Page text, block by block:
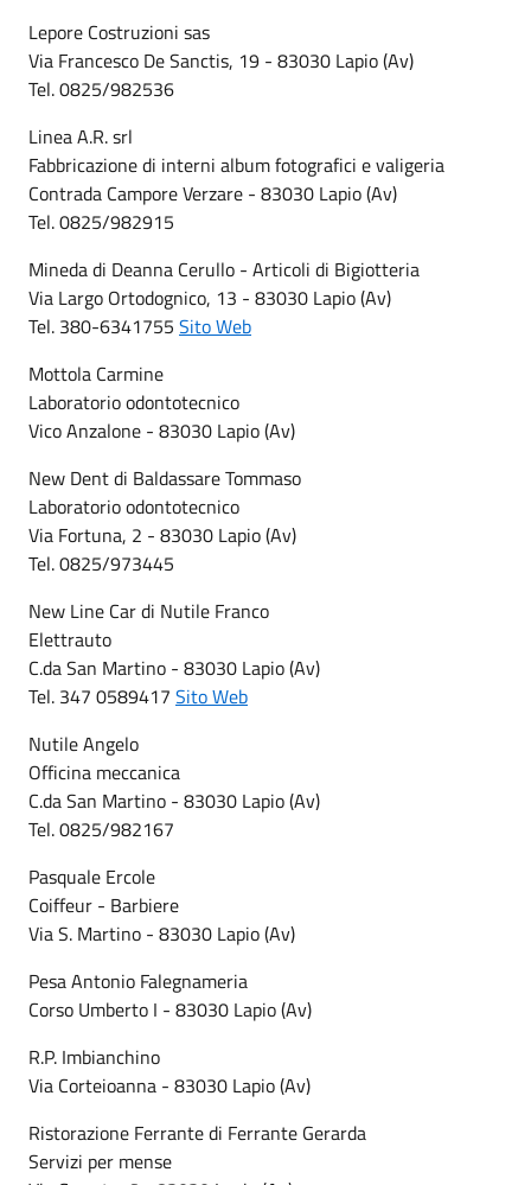
Lepore Costruzioni sas
Via Francesco De Sanctis, 19 - 83030 Lapio (Av)
Tel. 0825/982536
Linea A.R. srl
Fabbricazione di interni album fotografici e valigeria
Contrada Campore Verzare - 83030 Lapio (Av)
Tel. 0825/982915
Mineda di Deanna Cerullo - Articoli di Bigiotteria
Via Largo Ortodognico, 13 - 83030 Lapio (Av)
Tel. 380-6341755 Sito Web
Mottola Carmine
Laboratorio odontotecnico
Vico Anzalone - 83030 Lapio (Av)
New Dent di Baldassare Tommaso
Laboratorio odontotecnico
Via Fortuna, 2 - 83030 Lapio (Av)
Tel. 0825/973445
New Line Car di Nutile Franco
Elettrauto
C.da San Martino - 83030 Lapio (Av)
Tel. 347 0589417 Sito Web
Nutile Angelo
Officina meccanica
C.da San Martino - 83030 Lapio (Av)
Tel. 0825/982167
Pasquale Ercole
Coiffeur - Barbiere
Via S. Martino - 83030 Lapio (Av)
Pesa Antonio Falegnameria
Corso Umberto I - 83030 Lapio (Av)
R.P. Imbianchino
Via Corteioanna - 83030 Lapio (Av)
Ristorazione Ferrante di Ferrante Gerarda
Servizi per mense